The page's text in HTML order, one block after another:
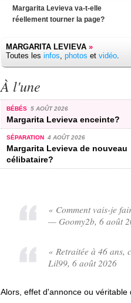
Margarita Levieva va-t-elle
réellement tourner la page?
MARGARITA LEVIEVA »
Toutes les infos, photos et vidéo.
À l'une
BÉBÉS 5 AOÛT 2026
Margarita Levieva enceinte?
SÉPARATION 4 AOÛT 2026
Margarita Levieva de nouveau
célibataire?
« Comment vais-je
— Goomy2b, 6 août
« Retraitée à 46 ans,
Lil99, 6 août 2026
Alors, effet d'annonce ou véritable